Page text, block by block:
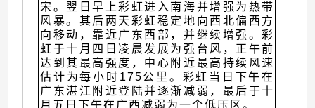
宋。翌日早上彩虹进入南海并增强为热带
风暴。其后两天彩虹稳定地向西北偏西方
向移动，靠近广东西部，并继续增强。彩
虹于十月四日凌晨发展为强台风，正午前
达到其最高强度，中心附近最高持续风速
估计为每小时175公里。彩虹当日下午在
广东湛江附近登陆并逐渐减弱，最后于十
月五日下午在广西减弱为一个低压区。